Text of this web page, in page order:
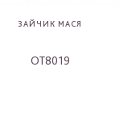
ЗАЙЧИК МАСЯ
OT8019